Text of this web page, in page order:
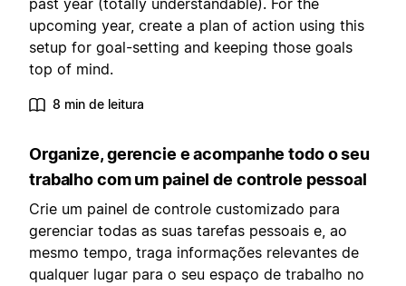
past year (totally understandable). For the
upcoming year, create a plan of action using this
setup for goal-setting and keeping those goals
top of mind.
8 min de leitura
Organize, gerencie e acompanhe todo o seu
trabalho com um painel de controle pessoal
Crie um painel de controle customizado para
gerenciar todas as suas tarefas pessoais e, ao
mesmo tempo, traga informações relevantes de
qualquer lugar para o seu espaço de trabalho no